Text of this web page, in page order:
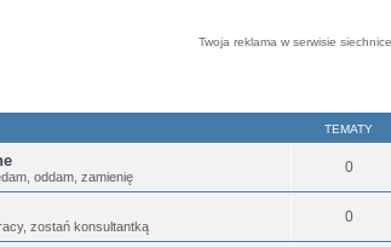
Twoja reklama w serwisie
TEMATY
oddam, zamienię
0
zostań konsultantką
0